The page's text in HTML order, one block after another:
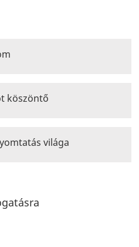
köszöntő
világa